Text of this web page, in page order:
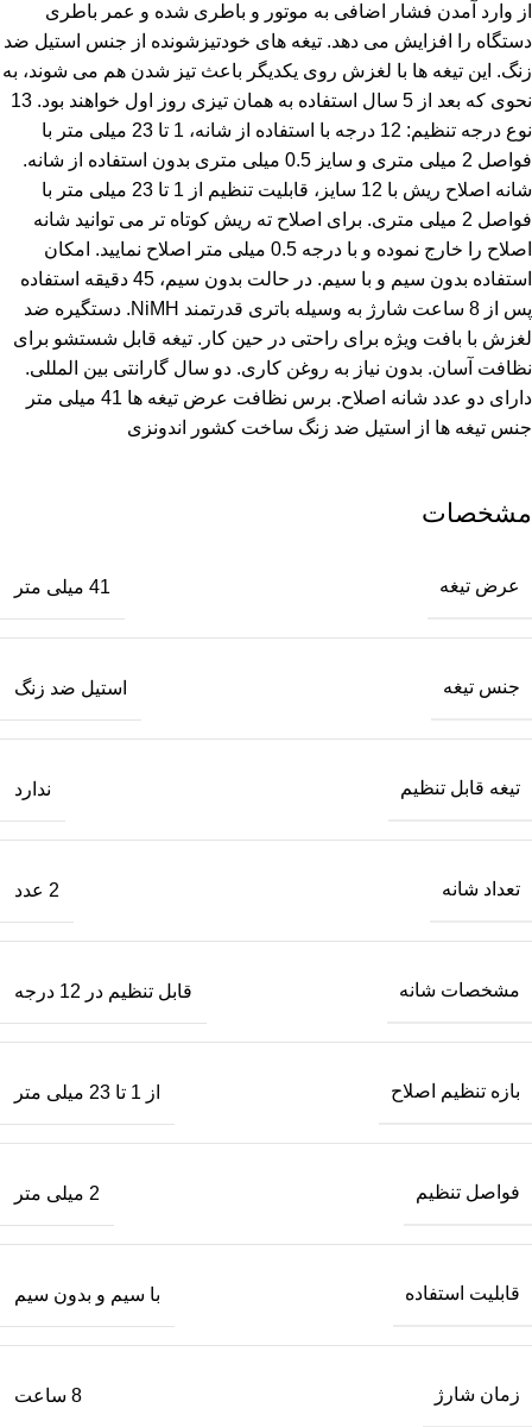
از وارد آمدن فشار اضافی به موتور و باطری شده و عمر باطری
دستگاه را افزایش می دهد. تیغه های خودتیزشونده از جنس استیل ضد
زنگ. این تیغه ها با لغزش روی یکدیگر باعث تیز شدن هم می شوند، به
نحوی که بعد از 5 سال استفاده به همان تیزی روز اول خواهند بود. 13
نوع درجه تنظیم: 12 درجه با استفاده از شانه، 1 تا 23 میلی متر با
فواصل 2 میلی متری و سایز 0.5 میلی متری بدون استفاده از شانه.
شانه اصلاح ریش با 12 سایز، قابلیت تنظیم از 1 تا 23 میلی متر با
فواصل 2 میلی متری. برای اصلاح ته ریش کوتاه تر می توانید شانه
اصلاح را خارج نموده و با درجه 0.5 میلی متر اصلاح نمایید. امکان
استفاده بدون سیم و با سیم. در حالت بدون سیم، 45 دقیقه استفاده
پس از 8 ساعت شارژ به وسیله باتری قدرتمند NiMH. دستگیره ضد
لغزش با بافت ویژه برای راحتی در حین کار. تیغه قابل شستشو برای
نظافت آسان. بدون نیاز به روغن کاری. دو سال گارانتی بین المللی.
دارای دو عدد شانه اصلاح. برس نظافت عرض تیغه ها 41 میلی متر
جنس تیغه ها از استیل ضد زنگ ساخت کشور اندونزی
مشخصات
عرض تیغه 41 میلی متر
جنس تیغه استیل ضد زنگ
تیغه قابل تنظیم ندارد
تعداد شانه 2 عدد
مشخصات شانه قابل تنظیم در 12 درجه
بازه تنظیم اصلاح از 1 تا 23 میلی متر
فواصل تنظیم 2 میلی متر
قابلیت استفاده با سیم و بدون سیم
زمان شارژ 8 ساعت